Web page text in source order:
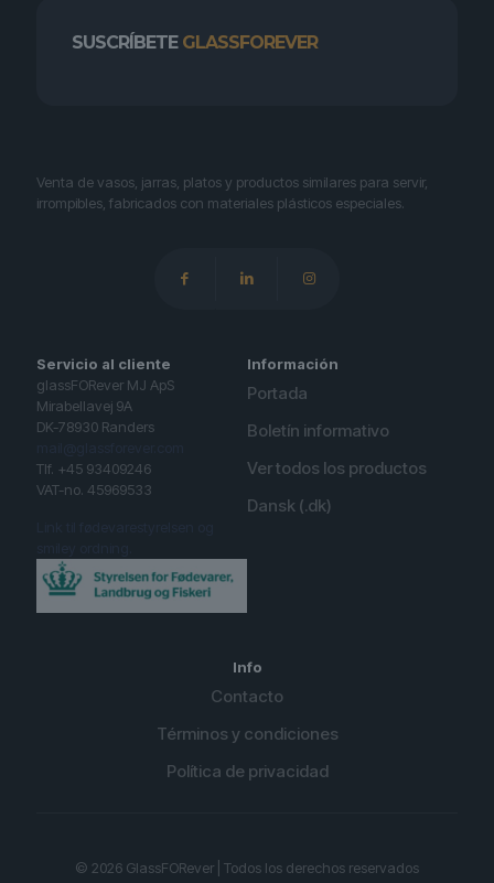
SUSCRÍBETE GLASSFOREVER
Venta de vasos, jarras, platos y productos similares para servir,
irrompibles, fabricados con materiales plásticos especiales.
Servicio al cliente
glassFORever MJ ApS
Mirabellavej 9A
DK-78930 Randers
Tlf. +45 93409246
VAT-no. 45969533
Información
Portada
Boletín informativo
Ver todos los productos
Dansk (.dk)
Info
Contacto
Términos y condiciones
Política de privacidad
© 2026 GlassFORever | Todos los derechos reservados